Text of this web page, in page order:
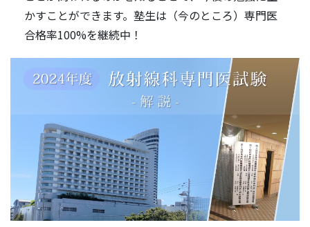
かすことができます。塾生は（今のところ）専門医
合格率100%を継続中！